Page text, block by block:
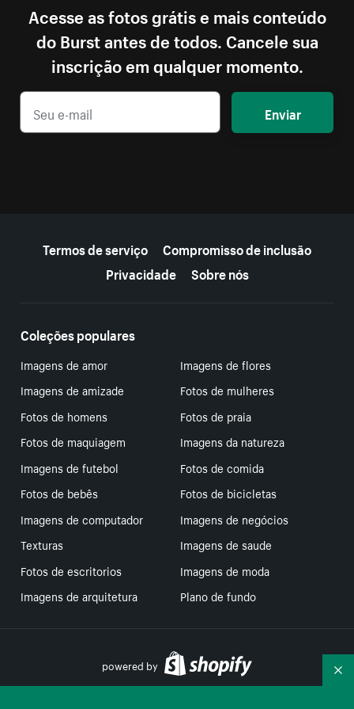
Acesse as fotos grátis e mais conteúdo
do Burst antes de todos. Cancele sua
inscrição em qualquer momento.
Enviar
Termos de serviço
Compromisso de inclusão
Privacidade
Sobre nós
Coleções populares
Imagens de amor
Imagens de flores
Imagens de amizade
Fotos de mulheres
Fotos de homens
Fotos de praia
Fotos de maquiagem
Imagens da natureza
Imagens de futebol
Fotos de comida
Fotos de bebês
Fotos de bicicletas
Imagens de computador
Imagens de negócios
Texturas
Imagens de saude
Fotos de escritorios
Imagens de moda
Imagens de arquitetura
Plano de fundo
powered by